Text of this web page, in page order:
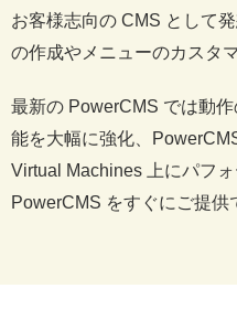
お客様志向の CMS として
の作成やメニューのカスタ
最新の PowerCMS では動
能を大幅に強化、
Virtual Machines 上にパフ
PowerCMS をすぐにご提供